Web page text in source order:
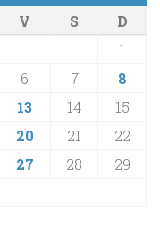
V S
D
1
6 7
8
13 14
15
20 21
22
27 28
29